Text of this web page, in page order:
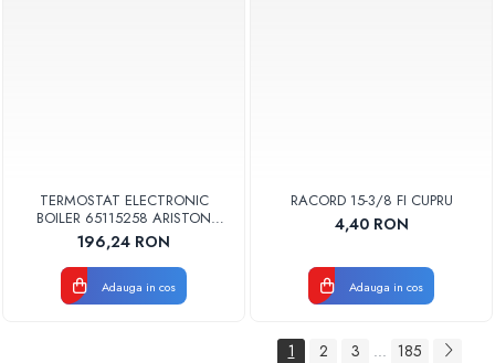
TERMOSTAT ELECTRONIC
BOILER 65115258 ARISTON
ORIGINAL
196,24 RON
Adauga in cos
RACORD 15-3/8 FI CUPRU
4,40 RON
Adauga in cos
1 2 3 ... 185